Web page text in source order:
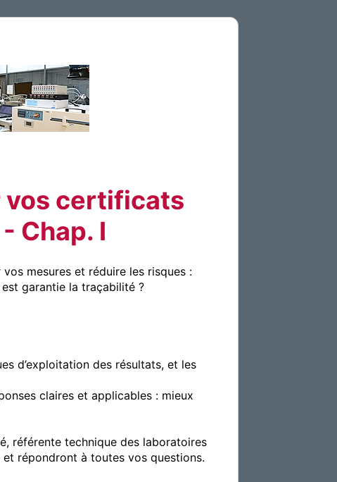
vos certificats
Chap. I
mesures et réduire les risques :
d’exploitation des résultats, et les
claires et applicables : mieux
référente technique des laboratoires
répondront à toutes vos questions.